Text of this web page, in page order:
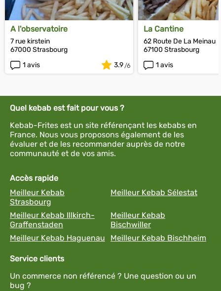
A l'observatoire
7 rue kirstein
67000 Strasbourg
1 avis
3.9
La Cantine
62 Route De La Meinau
67100 Strasbourg
1 avis
Quel kebab est fait pour vous ?
Kebab-Frites est un site référençant les kebabs en
France. Nous vous proposons également de les
évaluer et de les recommander auprès de notre
communauté et de vos amis.
Accès rapide
Meilleur Kebab
Strasbourg
Meilleur Kebab Sélestat
Meilleur Kebab Illkirch-
Graffenstaden
Meilleur Kebab
Bischwiller
Meilleur Kebab Haguenau
Meilleur Kebab Bischheim
Service clients
Un commerce non référencé ? Une question ou un
bug ?